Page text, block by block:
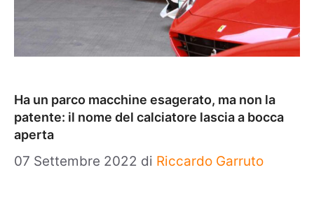
Ha un parco macchine esagerato, ma non la
patente: il nome del calciatore lascia a bocca
aperta
07 Settembre 2022 di Riccardo Garruto